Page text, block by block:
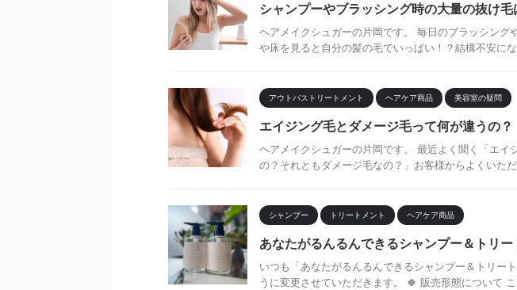
シャンプーやブラッシング時の大量の抜け毛
ヘアメイクシュガーの片岡です。 毎日のブラッシン
や床を見ると自分の髪の毛でいっぱい！？結構不安に
アウトバストリートメント ヘアケア商品 美容室の疑問
エイジング毛とダメージ毛って何が違うの？
ヘアメイクシュガーの片岡です。 最近よく聞く「エ
の？それともダメージ毛なの？」お客様からよくいた
シャンプー トリートメント ヘアケア商品
あなたがるんるんできるシャンプー＆トリ
いつも「あなたがるんるんできるシャンプー＆トリー
うに変更させていただきます。 🍀 販売形態について